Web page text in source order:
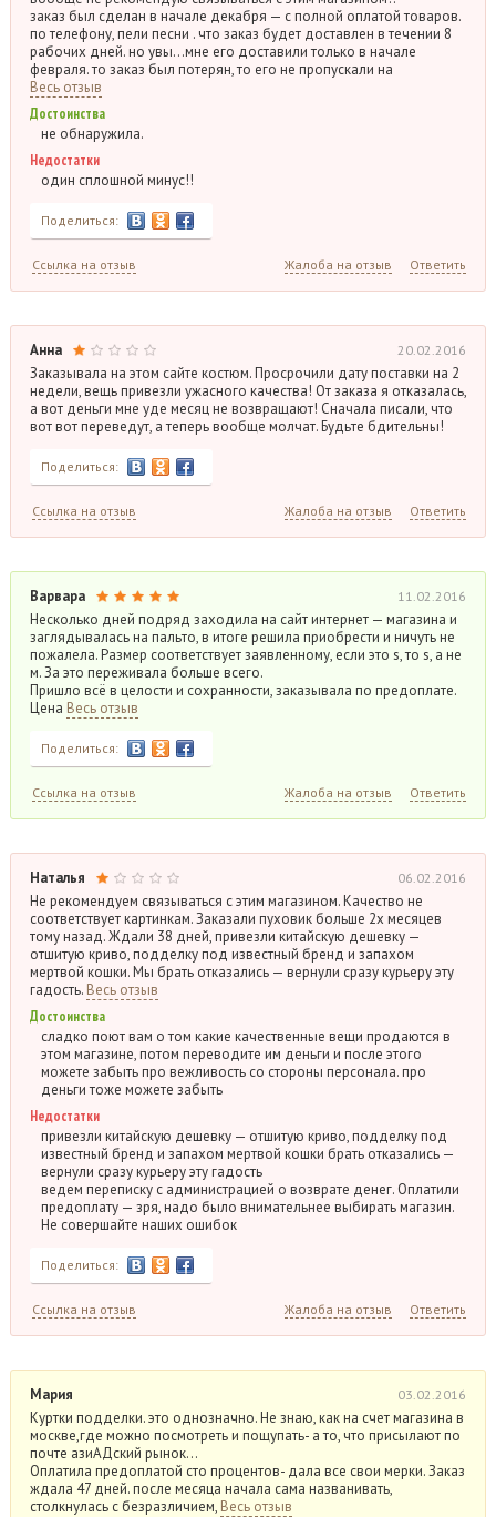
заказ был сделан в начале декабря — с полной оплатой товаров.
по телефону, пели песни . что заказ будет доставлен в течении 8
рабочих дней. но увы…мне его доставили только в начале
февраля. то заказ был потерян, то его не пропускали на
Весь отзыв
Достоинства
не обнаружила.
Недостатки
один сплошной минус!!
Поделиться:
Ссылка на отзыв Жалоба на отзыв Ответить
Анна 20.02.2016
Заказывала на этом сайте костюм. Просрочили дату поставки на 2
недели, вещь привезли ужасного качества! От заказа я отказалась,
а вот деньги мне уде месяц не возвращают! Сначала писали, что
вот вот переведут, а теперь вообще молчат. Будьте бдительны!
Поделиться:
Ссылка на отзыв Жалоба на отзыв Ответить
Варвара 11.02.2016
Несколько дней подряд заходила на сайт интернет — магазина и
заглядывалась на пальто, в итоге решила приобрести и ничуть не
пожалела. Размер соответствует заявленному, если это s, то s, а не
м. За это переживала больше всего.
Пришло всё в целости и сохранности, заказывала по предоплате.
Цена Весь отзыв
Поделиться:
Ссылка на отзыв Жалоба на отзыв Ответить
Наталья 06.02.2016
Не рекомендуем связываться с этим магазином. Качество не
соответствует картинкам. Заказали пуховик больше 2х месяцев
тому назад. Ждали 38 дней, привезли китайскую дешевку —
отшитую криво, подделку под известный бренд и запахом
мертвой кошки. Мы брать отказались — вернули сразу курьеру эту
гадость. Весь отзыв
Достоинства
сладко поют вам о том какие качественные вещи продаются в
этом магазине, потом переводите им деньги и после этого
можете забыть про вежливость со стороны персонала. про
деньги тоже можете забыть
Недостатки
привезли китайскую дешевку — отшитую криво, подделку под
известный бренд и запахом мертвой кошки брать отказались —
вернули сразу курьеру эту гадость
ведем переписку с администрацией о возврате денег. Оплатили
предоплату — зря, надо было внимательнее выбирать магазин.
Не совершайте наших ошибок
Поделиться:
Ссылка на отзыв Жалоба на отзыв Ответить
Мария 03.02.2016
Куртки подделки. это однозначно. Не знаю, как на счет магазина в
москве,где можно посмотреть и пощупать- а то, что присылают по
почте азиАДский рынок…
Оплатила предоплатой сто процентов- дала все свои мерки. Заказ
ждала 47 дней. после месяца начала сама названивать,
столкнулась с безразличием, Весь отзыв